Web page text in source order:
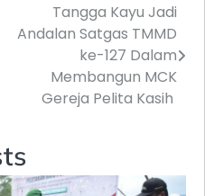
Tangga Kayu Jadi
Andalan Satgas TMMD
ke-127 Dalam
Membangun MCK
Gereja Pelita Kasih